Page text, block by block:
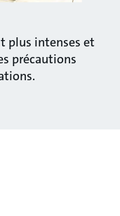
plus intenses et
précautions